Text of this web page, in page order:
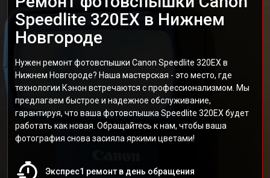
Speedlite 320EX в Нижнем
Новгороде
Нужен ремонт фотовспышки Canon Speedlite 320EX в
Нижнем Новгороде? Наша мастерская - это место, где
технологии Кэнон встречаются с профессионализмом. Мы
предлагаем быстрое и надежное обслуживание,
гарантируя, что ваша фотовспышка Speedlite 320EX будет
работать как новая. Обращайтесь к нам, чтобы ваша
фотография снова засияла яркими цветами!
Экспрес1 ремонт в день обращения